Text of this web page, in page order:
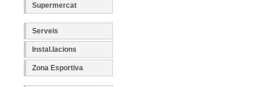
Supermercat
Serveis
Instal.lacions
Zona Esportiva